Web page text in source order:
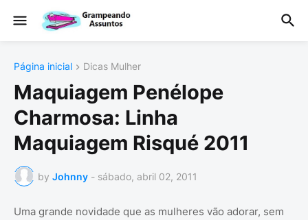
Página inicial Dicas Mulher
Maquiagem Penélope
Charmosa: Linha
Maquiagem Risqué 2011
by Johnny - sábado, abril 02, 2011
Uma grande novidade que as mulheres vão adorar, sem